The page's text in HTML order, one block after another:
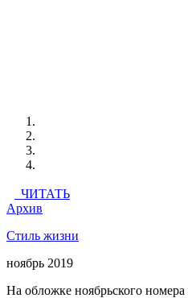
ЧИТАТЬ
Архив
Стиль жизни
ноябрь 2019
На обложке ноябрьского